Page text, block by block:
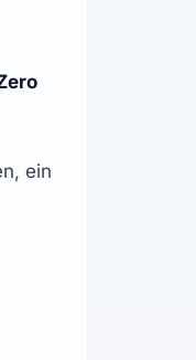
ein